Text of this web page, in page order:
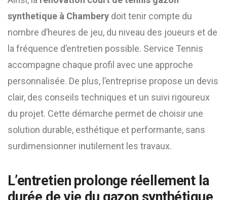
synthetique à Chambery doit tenir compte du
nombre d’heures de jeu, du niveau des joueurs et de
la fréquence d’entretien possible. Service Tennis
accompagne chaque profil avec une approche
personnalisée. De plus, l’entreprise propose un devis
clair, des conseils techniques et un suivi rigoureux
du projet. Cette démarche permet de choisir une
solution durable, esthétique et performante, sans
surdimensionner inutilement les travaux.
L’entretien prolonge réellement la